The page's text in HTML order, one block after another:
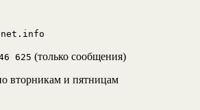
net.info
625 (только сообщения)
вторникам и пятницам